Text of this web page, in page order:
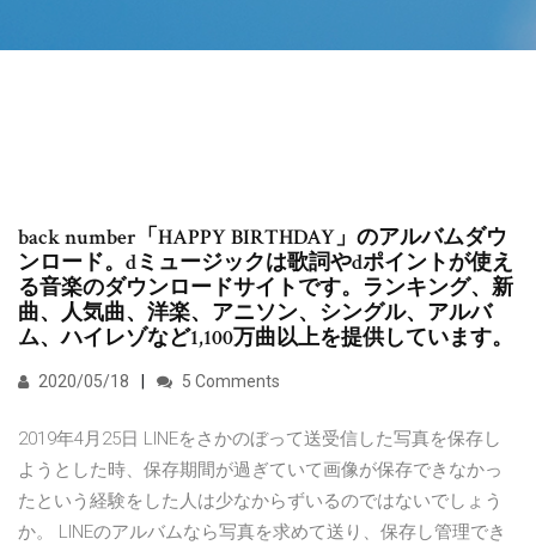
back number「HAPPY BIRTHDAY」のアルバムダウ
ンロード。dミュージックは歌詞やdポイントが使え
る音楽のダウンロードサイトです。ランキング、新
曲、人気曲、洋楽、アニソン、シングル、アルバ
ム、ハイレゾなど1,100万曲以上を提供しています。
2020/05/18 5 Comments
2019年4月25日 LINEをさかのぼって送受信した写真を保存し
ようとした時、保存期間が過ぎていて画像が保存できなかっ
たという経験をした人は少なからずいるのではないでしょう
か。 LINEのアルバムなら写真を求めて送り、保存し管理でき